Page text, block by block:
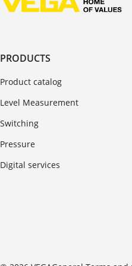
PRODUCTS
Product catalog
Level Measurement
Switching
Pressure
Digital services